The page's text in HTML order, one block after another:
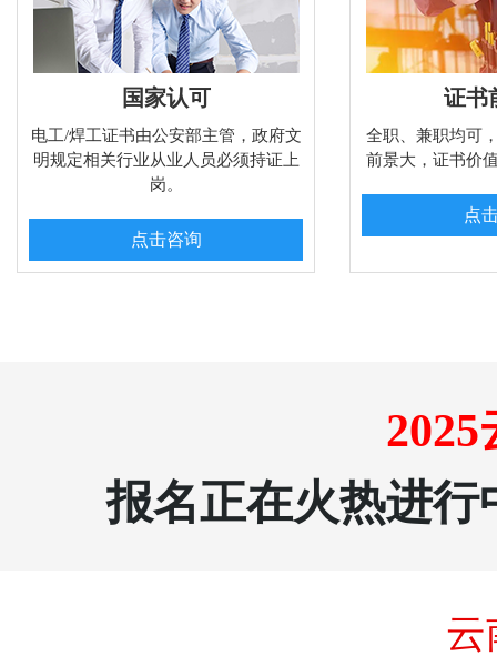
国家认可
电工/焊工证书由公安部主管，政府文
明规定相关行业从业人员必须持证上
岗。
点击咨询
证书
全职、兼职均可
前景大，证书价
点
报名正在火热进
云